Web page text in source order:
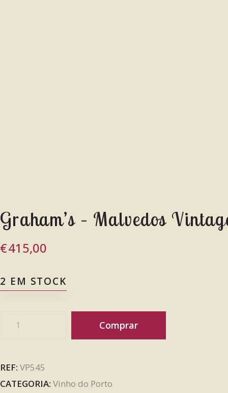
Graham’s – Malvedos
€415,00
2 EM STOCK
Comprar
REF: VP545
CATEGORIA: Vinho do Porto